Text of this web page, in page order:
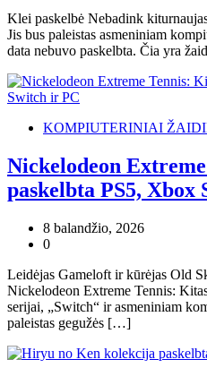
Klei paskelbė Nebadink
Jis bus paleistas asmeniniam
data nebuvo paskelbta. Čia yra
KOMPIUTERINIAI
Nickelodeon
paskelbta PS5, Xbox
8 balandžio, 2026
0
Leidėjas Gameloft ir kūrėjas Old
Nickelodeon Extreme Tennis:
serijai, „Switch“ ir asmeniniam
paleistas gegužės […]